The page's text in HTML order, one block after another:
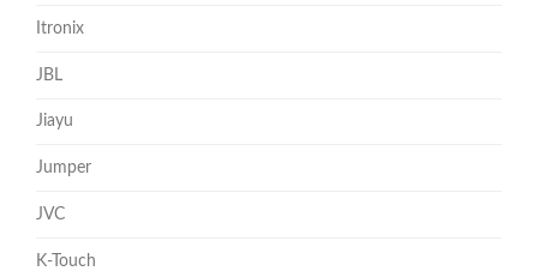
Itronix
JBL
Jiayu
Jumper
JVC
K-Touch